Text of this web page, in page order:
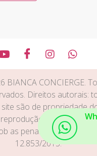
BIANCA CONCIERGE.
Direitos autorais:
são de propriedade
total ou
as penas das leis 9.610/
12.853/2013.